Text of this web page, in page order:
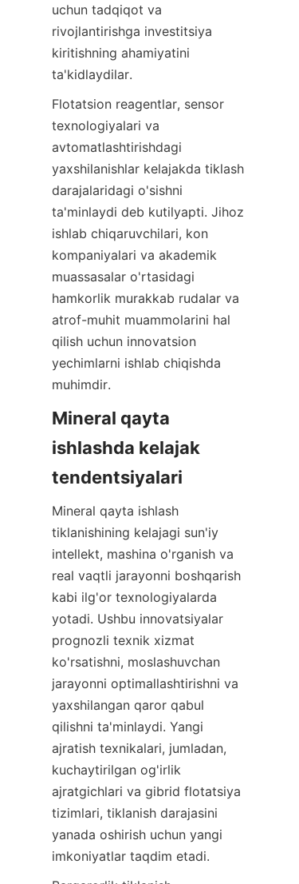
uchun tadqiqot va
rivojlantirishga investitsiya
kiritishning ahamiyatini
ta'kidlaydilar.
Flotatsion reagentlar, sensor
texnologiyalari va
avtomatlashtirishdagi
yaxshilanishlar kelajakda tiklash
darajalaridagi o'sishni
ta'minlaydi deb kutilyapti. Jihoz
ishlab chiqaruvchilari, kon
kompaniyalari va akademik
muassasalar o'rtasidagi
hamkorlik murakkab rudalar va
atrof-muhit muammolarini hal
qilish uchun innovatsion
yechimlarni ishlab chiqishda
muhimdir.
Mineral qayta
ishlashda kelajak
tendentsiyalari
Mineral qayta ishlash
tiklanishining kelajagi sun'iy
intellekt, mashina o'rganish va
real vaqtli jarayonni boshqarish
kabi ilg'or texnologiyalarda
yotadi. Ushbu innovatsiyalar
prognozli texnik xizmat
ko'rsatishni, moslashuvchan
jarayonni optimallashtirishni va
yaxshilangan qaror qabul
qilishni ta'minlaydi. Yangi
ajratish texnikalari, jumladan,
kuchaytirilgan og'irlik
ajratgichlari va gibrid flotatsiya
tizimlari, tiklanish darajasini
yanada oshirish uchun yangi
imkoniyatlar taqdim etadi.